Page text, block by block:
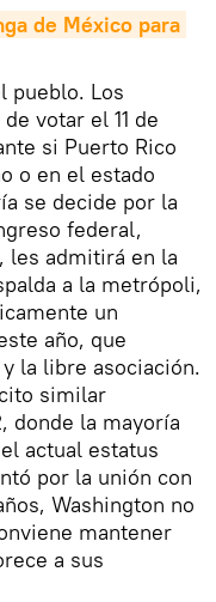
de México para
pueblo. Los
votar el 11 de
si Puerto Rico
o en el estado
se decide por la
federal,
les admitirá en la
a la metrópoli,
un
año, que
la libre asociación.
similar
donde la mayoría
actual estatus
por la unión con
Washington no
mantener
a sus